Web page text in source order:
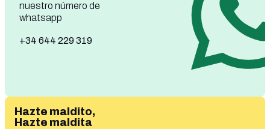
nuestro número de
whatsapp
+34 644 229 319
Hazte maldito,
Hazte maldita